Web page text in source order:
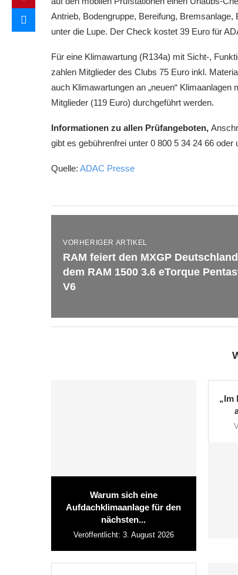
Antrieb, Bodengruppe, Bereifung,
unter die Lupe. Der Check kostet 39 Euro für
Für eine Klimawartung (R134a) mit Sicht-,
zahlen Mitglieder des Clubs 75 Euro inkl.
auch Klimawartungen an „neuen“
Mitglieder (119 Euro) durchgeführt werden.
Informationen zu allen Prüfangeboten,
gibt es gebührenfrei unter 0 800 5 34 24 66 oder
Quelle: ADAC Presse
VORHERIGER ARTIKEL
RAM feiert den MXGP
dem RAM 1500 3.6 eTorque
V6
Warum sich eine
Aufdachklimaanlage für den
nächsten...
Veröffentlicht: 3. August 2026
„Im